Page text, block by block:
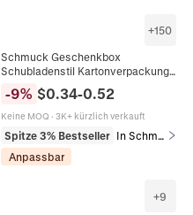
+150
Schmuck Geschenkbox
Schubladenstil Kartonverpackung
Mit Bandgriff Und Schwamm Für
Ring Halskette Ohrring
Aufbewahrung Bunt
-9% $0.34-0.52
Keine MOQ · 3K+ kürzlich verkauft
Spitze 3% Bestseller
In Schmuckverpackung & Präsentation
Anpassbar
+9